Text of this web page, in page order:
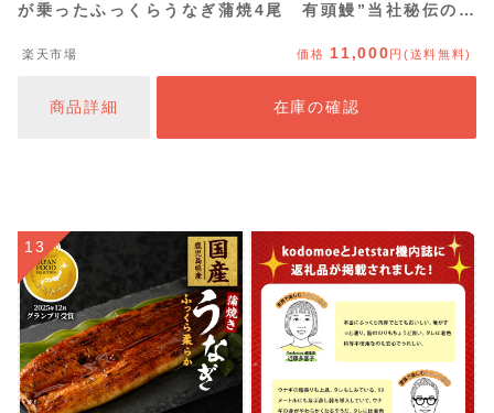
が乗ったふっくらうなぎ蒲焼4尾 有頭鰻”当社秘伝のた
上）たれ・山椒セット（FK036）
楽天市場 価格 11,000円(送料無料)
商品詳細 在庫の確認
13